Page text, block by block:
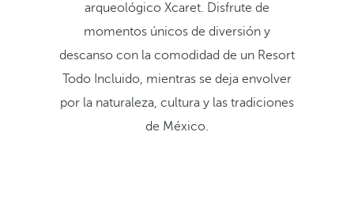
arqueológico Xcaret. Disfrute de
momentos únicos de diversión y
descanso con la comodidad de un Resort
Todo Incluido, mientras se deja envolver
por la naturaleza, cultura y las tradiciones
de México.